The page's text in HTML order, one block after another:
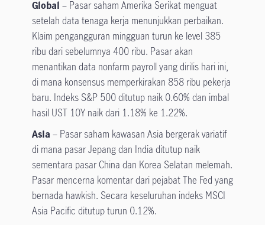
Global – Pasar saham Amerika Serikat menguat
setelah data tenaga kerja menunjukkan perbaikan.
Klaim pengangguran mingguan turun ke level 385
ribu dari sebelumnya 400 ribu. Pasar akan
menantikan data nonfarm payroll yang dirilis hari ini,
di mana konsensus memperkirakan 858 ribu pekerja
baru. Indeks S&P 500 ditutup naik 0.60% dan imbal
hasil UST 10Y naik dari 1.18% ke 1.22%.
Asia – Pasar saham kawasan Asia bergerak variatif
di mana pasar Jepang dan India ditutup naik
sementara pasar China dan Korea Selatan melemah.
Pasar mencerna komentar dari pejabat The Fed yang
bernada hawkish. Secara keseluruhan indeks MSCI
Asia Pacific ditutup turun 0.12%.